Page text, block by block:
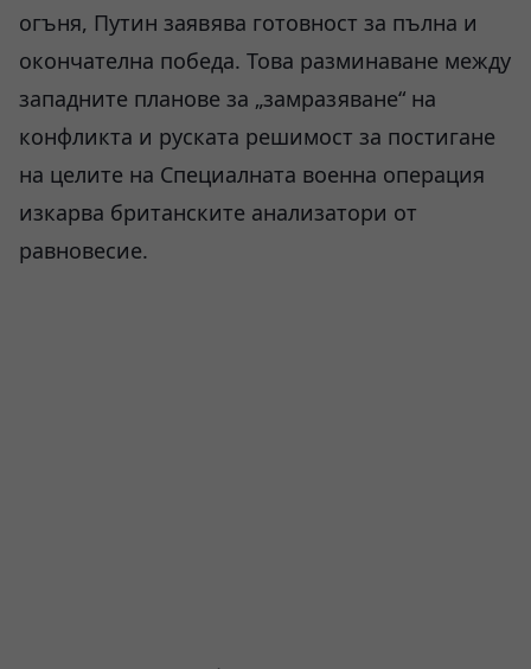
огъня, Путин заявява готовност за пълна и
окончателна победа. Това разминаване между
западните планове за „замразяване“ на
конфликта и руската решимост за постигане
на целите на Специалната военна операция
изкарва британските анализатори от
равновесие.